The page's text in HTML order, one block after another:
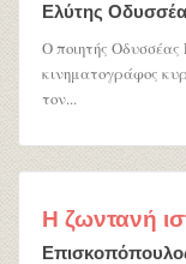
Ελύτης
Ο ποιητής
κινηματογράφος
τον...
Η ζωντανή